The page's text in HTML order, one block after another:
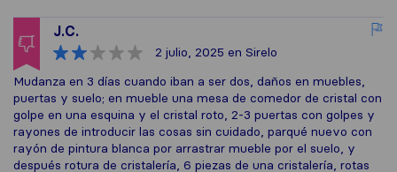
J.C.
2 julio, 2025 en Sirelo
Mudanza en 3 días cuando iban a ser dos, daños en muebles,
puertas y suelo; en mueble una mesa de comedor de cristal con
golpe en una esquina y el cristal roto, 2-3 puertas con golpes y
rayones de introducir las cosas sin cuidado, parqué nuevo con
rayón de pintura blanca por arrastrar mueble por el suelo, y
después rotura de cristalería, 6 piezas de una cristalería, rotas